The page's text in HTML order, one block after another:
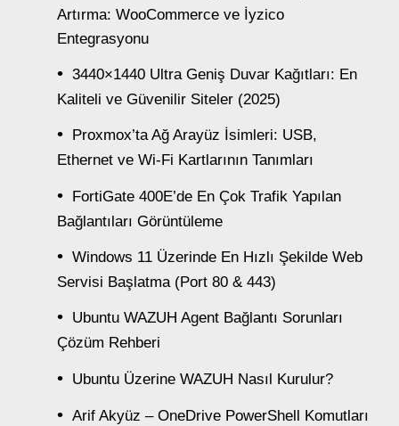
Artırma: WooCommerce ve İyzico
Entegrasyonu
3440×1440 Ultra Geniş Duvar Kağıtları: En
Kaliteli ve Güvenilir Siteler (2025)
Proxmox’ta Ağ Arayüz İsimleri: USB,
Ethernet ve Wi-Fi Kartlarının Tanımları
FortiGate 400E’de En Çok Trafik Yapılan
Bağlantıları Görüntüleme
Windows 11 Üzerinde En Hızlı Şekilde Web
Servisi Başlatma (Port 80 & 443)
Ubuntu WAZUH Agent Bağlantı Sorunları
Çözüm Rehberi
Ubuntu Üzerine WAZUH Nasıl Kurulur?
Arif Akyüz – OneDrive PowerShell Komutları